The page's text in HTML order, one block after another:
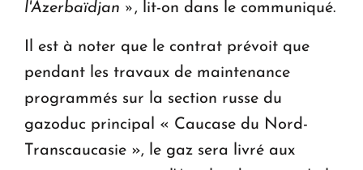
l'Azerbaïdjan », lit-on dans le communiqué.
Il est à noter que le contrat prévoit que
pendant les travaux de maintenance
programmés sur la section russe du
gazoduc principal « Caucase du Nord-
Transcaucasie », le gaz sera livré aux